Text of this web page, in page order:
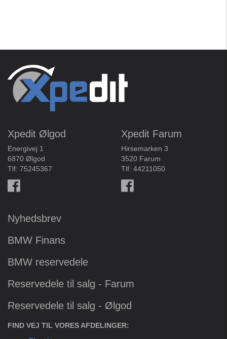
Xpedit Ølgod
Energivej 1
6870 Ølgod
Tlf: 75245367
Xpedit Farum
Hirsemarken 3
3520 Farum
Tlf: 44211050
Nyhedsbrev
BMW Finans
BMW reservedele
Reservedele til salg - Farum
Reservedele til salg - Ølgod
FIND VEJ TIL VORES AFDELINGER: